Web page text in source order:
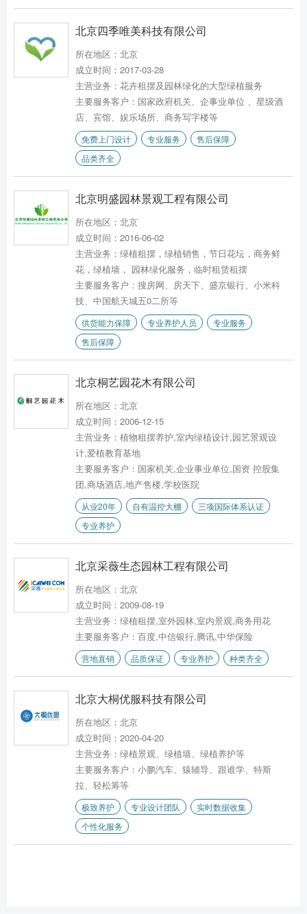
北京四季唯美科技有限公司
所在地区：北京
成立时间：2017-03-28
主营业务：花卉租摆及园林绿化的大型绿植服务
主要服务客户：国家政府机关、企事业单位 、星级酒
店、宾馆、娱乐场所、商务写字楼等
免费上门设计 专业服务
售后保障
品类齐全
北京明盛园林景观工程有限公司
所在地区：北京
成立时间：2016-06-02
主营业务：绿植租摆，绿植销售，节日花坛，商务鲜
花，绿植墙， 园林绿化服务，临时租赁租摆
主要服务客户：搜房网、房天下、盛京银行、小米科
技、中国航天城五0二所等
供货能力保障 专业养护人员
专业服务
售后保障
北京桐艺园花木有限公司
所在地区：北京
成立时间：2006-12-15
主营业务：植物租摆养护,室内绿植设计,园艺景观设
计,爱植教育基地
主要服务客户：国家机关,企业事业单位,国资 控股集
团,商场酒店,地产售楼,学校医院
从业20年 自有温控大棚
三项国际体系认证
专业养护
北京采薇生态园林工程有限公司
所在地区：北京
成立时间：2009-08-19
主营业务：绿植租摆,室外园林,室内景观,商务用花
主要服务客户：百度,中信银行,腾讯,中华保险
营地直销 品质保证 专业养护 种类齐全
北京大桐优服科技有限公司
所在地区：北京
成立时间：2020-04-20
主营业务：绿植景观、绿植墙、绿植养护等
主要服务客户：小鹏汽车、猿辅导、跟谁学、特斯
拉、轻松筹等
极致养护 专业设计团队
实时数据收集
个性化服务